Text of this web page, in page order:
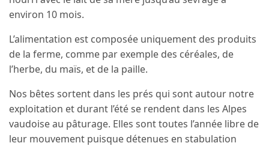
environ 10 mois.
L’alimentation est composée uniquement des produits
de la ferme, comme par exemple des céréales, de
l’herbe, du maïs, et de la paille.
Nos bêtes sortent dans les prés qui sont autour notre
exploitation et durant l’été se rendent dans les Alpes
vaudoise au pâturage. Elles sont toutes l’année libre de
leur mouvement puisque détenues en stabulation